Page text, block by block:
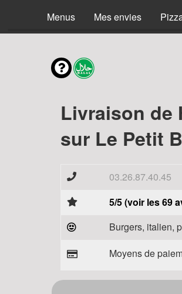
Menus Mes envies
Livraison de
sur Le Petit
03.26.87.40.45
5/5 (voir les 69
Burgers, italien,
Moyens de